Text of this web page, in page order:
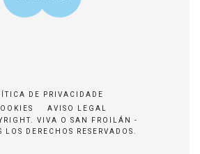
DE PRIVACIDADE
AVISO LEGAL
VIVA O SAN FROILÁN -
DERECHOS RESERVADOS.